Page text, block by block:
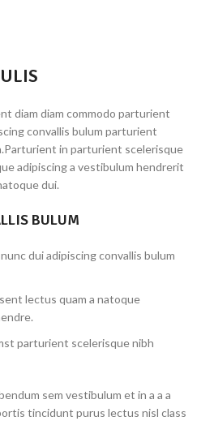
diam diam commodo parturient
convallis bulum parturient
in parturient scelerisque
adipiscing a vestibulum hendrerit
dui.
BULUM
dui adipiscing convallis bulum
lectus quam a natoque
parturient scelerisque nibh
sem vestibulum et in a a a
tincidunt purus lectus nisl class